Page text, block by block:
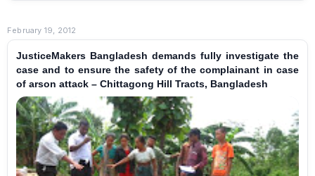
February 19, 2012
JusticeMakers Bangladesh demands fully investigate the
case and to ensure the safety of the complainant in case
of arson attack – Chittagong Hill Tracts, Bangladesh